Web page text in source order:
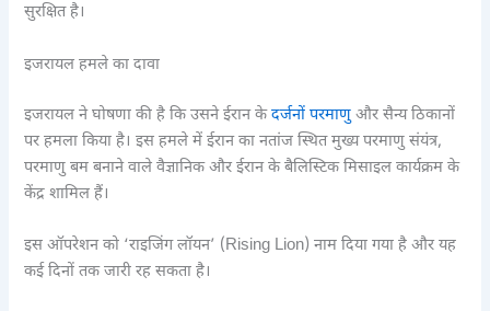
सुरक्षित है।
इजरायल हमले का दावा
इजरायल ने घोषणा की है कि उसने ईरान केदर्जनों परमाणु और सैन्य ठिकानों
पर हमला किया है। इस हमले में ईरान का नतांज स्थित मुख्य परमाणु संयंत्र,
परमाणु बम बनाने वाले वैज्ञानिक और ईरान के बैलिस्टिक मिसाइल कार्यक्रम के
केंद्र शामिल हैं।
इस ऑपरेशन को ‘राइजिंग लॉयन’ (Rising Lion) नाम दिया गया है और यह
कई दिनों तक जारी रह सकता है।